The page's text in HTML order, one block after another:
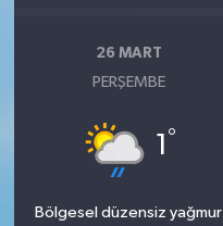
26 MART
PERŞEMBE
1 °
Bölgesel düzensiz yağmur